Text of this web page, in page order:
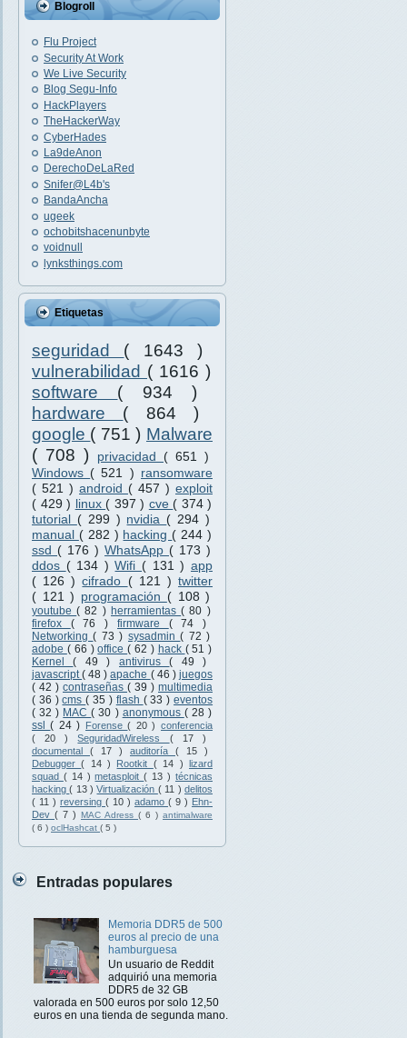
Blogroll
Flu Project
Security At Work
We Live Security
Blog Segu-Info
HackPlayers
TheHackerWay
CyberHades
La9deAnon
DerechoDeLaRed
Snifer@L4b's
BandaAncha
ugeek
ochobitshacenunbyte
voidnull
lynksthings.com
Etiquetas
seguridad ( 1643 )
vulnerabilidad ( 1616 )
software ( 934 )
hardware ( 864 )
google ( 751 ) Malware
( 708 )
privacidad ( 651 )
Windows ( 521 ) ransomware
( 521 ) android ( 457 ) exploit
( 429 ) linux ( 397 ) cve ( 374 )
tutorial ( 299 ) nvidia ( 294 )
manual ( 282 ) hacking ( 244 )
ssd ( 176 ) WhatsApp ( 173 )
ddos ( 134 )Wifi ( 131 ) app
( 126 )cifrado ( 121 )twitter
( 121 ) programación ( 108 )
youtube( 82 ) herramientas( 80 )
firefox ( 76 ) firmware ( 74 )
Networking( 73 ) sysadmin( 72 )
adobe ( 66 )office( 62 ) hack ( 51 )
Kernel( 49 ) antivirus( 49 )
javascript( 48 )apache ( 46 ) juegos
( 42 ) contraseñas ( 39 ) multimedia
( 36 )cms( 35 ) flash ( 33 )eventos
( 32 ) MAC( 30 ) anonymous ( 28 )
ssl( 24 ) Forense( 20 ) conferencia
( 20 )SeguridadWireless ( 17 )
documental ( 17 ) auditoría ( 15 )
Debugger( 14 ) Rootkit ( 14 ) lizard
squad ( 14 )metasploit( 13 ) técnicas
hacking( 13 )Virtualización ( 11 ) delitos
( 11 ) reversing ( 10 ) adamo ( 9 ) Ehn-
Dev ( 7 ) MAC Adress ( 6 ) antimalware
( 6 ) oclHashcat ( 5 )
Entradas populares
Memoria DDR5 de 500
euros al precio de una
hamburguesa
Un usuario de Reddit
adquirió una memoria
DDR5 de 32 GB
valorada en 500 euros por solo 12,50
euros en una tienda de segunda mano.